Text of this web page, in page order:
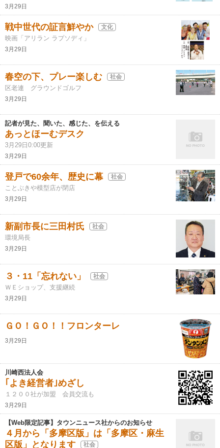
3月29日
戦中世代の証言鮮やか 文化
映画「アリラン ラプソディ」
3月29日
春空の下、プレー楽しむ 社会
区老連 グラウンドゴルフ
3月29日
記者が見た、聞いた、感じた、を伝える
あっとほーむデスク
3月29日0:00更新
3月29日
登戸で60余年、歴史に幕 社会
ことぶきや模型店が閉店
3月29日
新副市長に三田村氏 社会
環境局長
3月29日
３・11「忘れない」 社会
ＷＥショップ、支援継続
3月29日
ＧＯ！ＧＯ！！フロンターレ
3月29日
川崎西法人会
｢よき経営者｣めざし
１２００社が加盟 会員交流も
3月29日
【Web限定記事】タウンニュース社からのお知らせ
４月から「多摩区版」は「多摩区・麻生
区版」となります
社会